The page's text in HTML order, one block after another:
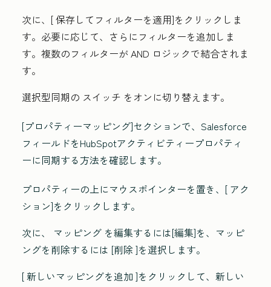
次に、[保存してフィルターを適用]をクリックしま
す。必要に応じて、さらにフィルターを追加しま
す。複数のフィルターがAND ロジックで結合されま
す。
選択型同期の スイッチ をオンに切り替えます。
[プロパティーマッピング]セクションで、Salesforce
フィールドをHubSpotアクティビティープロパティ
ーに同期する方法を確認します。
プロパティーの上にマウスポインターを置き、[ アク
ション]をクリックします。
次に、 マッピング を編集するには[編集]を、マッピ
ングを削除するには [削除]を選択します。
[新しいマッピングを追加 ]をクリックして、新しい